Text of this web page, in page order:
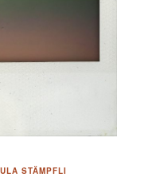
STÄMPFLI